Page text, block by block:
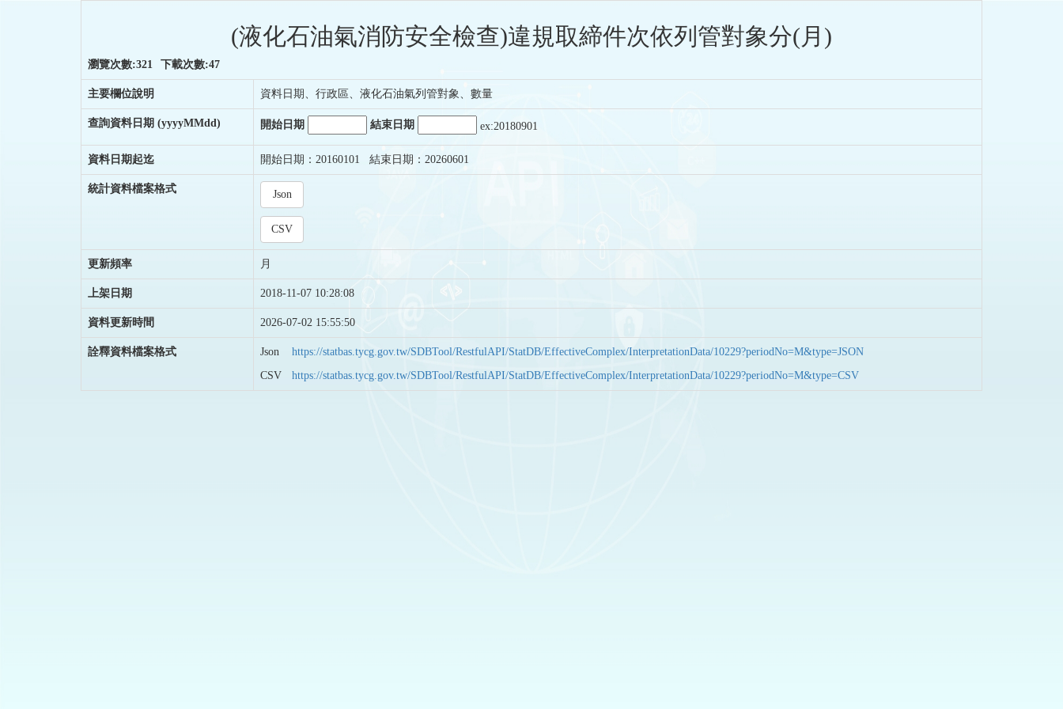
(液化石油氣消防安全檢查)違規取締件次依列管對象分(月)
瀏覽次數:321 下載次數:47
主要欄位說明 資料日期、行政區、液化石油氣列管對象、數量
查詢資料日期 (yyyyMMdd) 開始日期 結束日期 ex:20180901
資料日期起迄 開始日期：20160101 結束日期：20260601
統計資料檔案格式 Json
CSV
更新頻率 月
上架日期 2018-11-07 10:28:08
資料更新時間 2026-07-02 15:55:50
詮釋資料檔案格式 Json
https://statbas.tycg.gov.tw/SDBTool/RestfulAPI/StatDB/EffectiveComplex/InterpretationData/10229?periodNo=M&type=JSON
CSV
https://statbas.tycg.gov.tw/SDBTool/RestfulAPI/StatDB/EffectiveComplex/InterpretationData/10229?periodNo=M&type=CSV